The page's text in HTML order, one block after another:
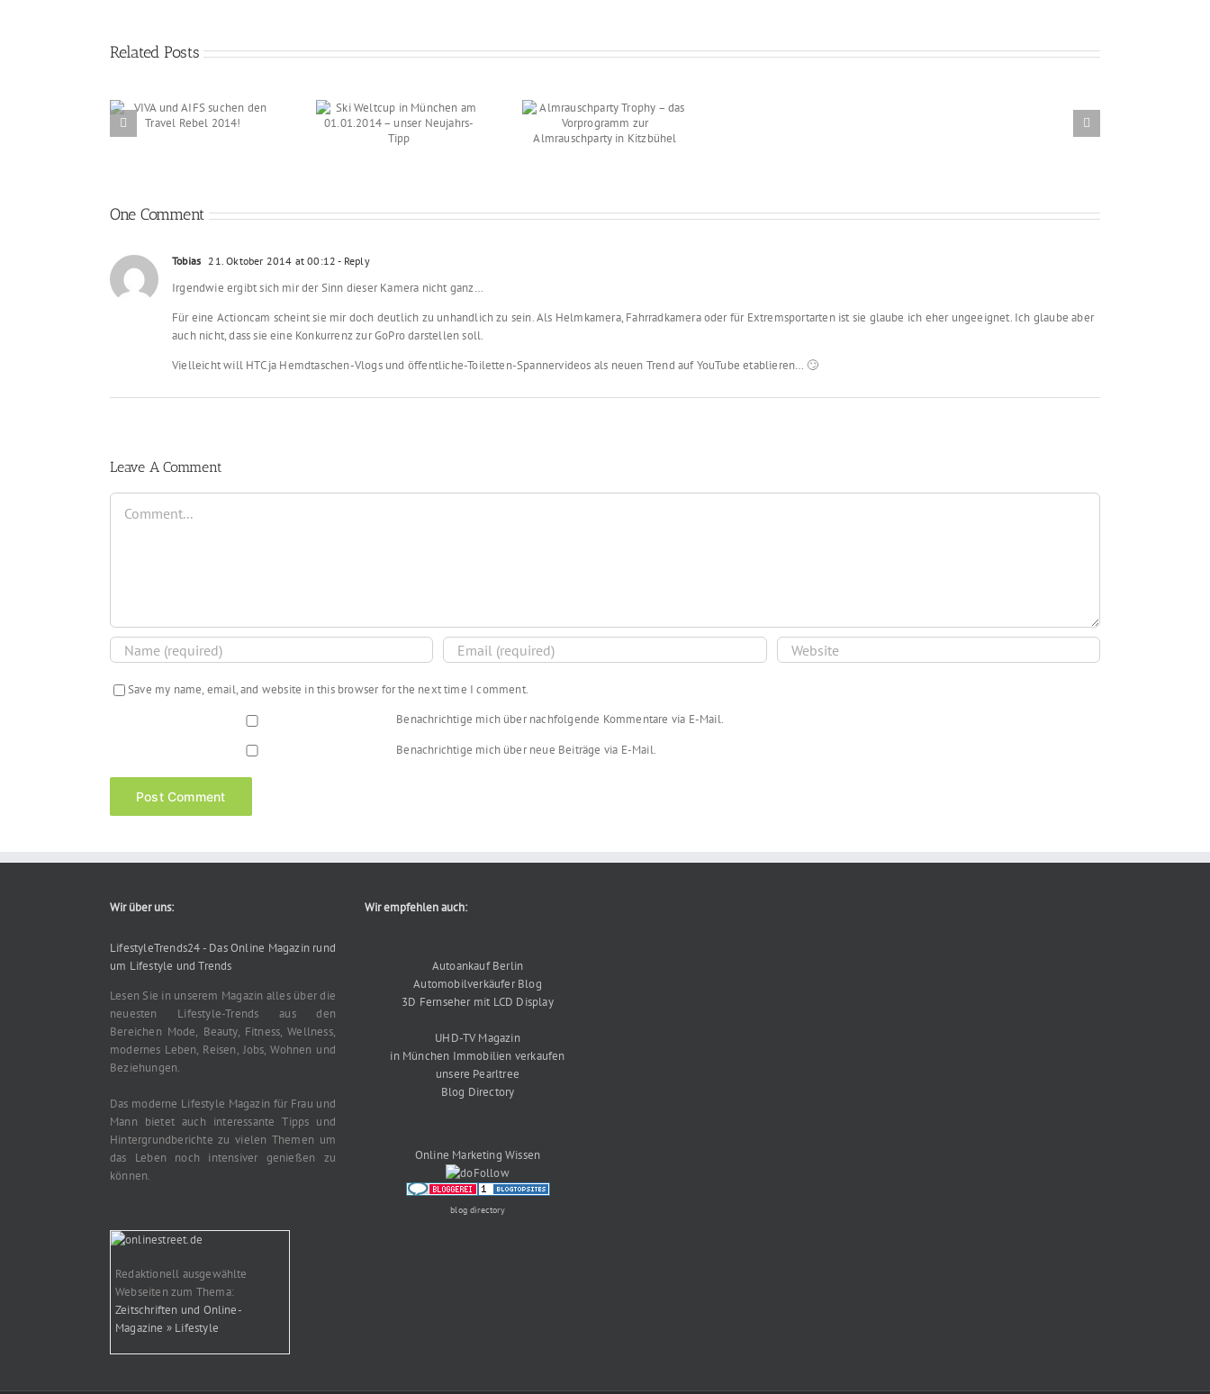
Related Posts
Ski Weltcup in München
Almrauschparty Trophy
– das Vorprogramm zur
One Comment
Tobias 21. Oktober 2014 at 00:12 - Reply
Irgendwie ergibt sich mir der Sinn dieser Kamera nicht ganz…
Für eine Actioncam scheint sie mir doch deutlich zu unhandlich zu sein. Als Helmkamera, Fahrradkamera oder für Extremsportarten ist sie glaube ich eher ungeeignet. Ich glaube aber
auch nicht, dass sie eine Konkurrenz zur GoPro darstellen soll.
Vielleicht will HTC ja Hemdtaschen-Vlogs und öffentliche-Toiletten-Spannervideos als neuen Trend auf YouTube etablieren… 🙄
Leave A Comment
Comment
Save my name, email, and website in this browser for the next time I comment.
Benachrichtige mich über nachfolgende Kommentare via E-Mail.
Benachrichtige mich über neue Beiträge via E-Mail.
Wir über uns:
LifestyleTrends24 - Das Online Magazin rund
um Lifestyle und Trends
Lesen Sie in unserem Magazin alles über die
neuesten Lifestyle-Trends aus den
Bereichen Mode, Beauty, Fitness, Wellness,
modernes Leben, Reisen, Jobs, Wohnen und
Beziehungen.
Das moderne Lifestyle Magazin für Frau und
Mann bietet auch interessante Tipps und
Hintergrundberichte zu vielen Themen um
das Leben noch intensiver genießen zu
können.
Redaktionell ausgewählte
Webseiten zum Thema:
Zeitschriften und Online-
Magazine » Lifestyle
Wir empfehlen auch:
Autoankauf Berlin
Automobilverkäufer Blog
3D Fernseher mit LCD Display
UHD-TV Magazin
in München Immobilien verkaufen
unsere Pearltree
Blog Directory
Online Marketing Wissen
blog directory